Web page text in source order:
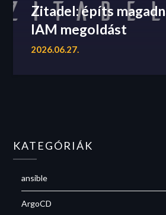
Zitadel: építs
IAM megoldást
2026.06.27.
KATEGÓRIÁK
ansible
ArgoCD